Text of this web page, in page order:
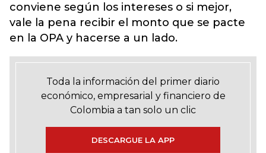
conviene según los intereses o si mejor,
vale la pena recibir el monto que se pacte
en la OPA y hacerse a un lado.
Toda la información del primer diario
económico, empresarial y financiero de
Colombia a tan solo un clic
DESCARGUE LA APP